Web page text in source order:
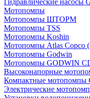
Гидравлические насосы
Мотопомпы
Мотопомпы ШТОРМ
Мотопомпы TSS
Мотопомпы Koshin
Мотопомпы Atlas Copco
Мотопомпы Godwin
Мотопомпы GODWIN
Высоконапорные
Компактные мотопомпы
Электрические